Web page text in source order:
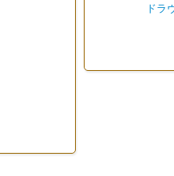
ドラ